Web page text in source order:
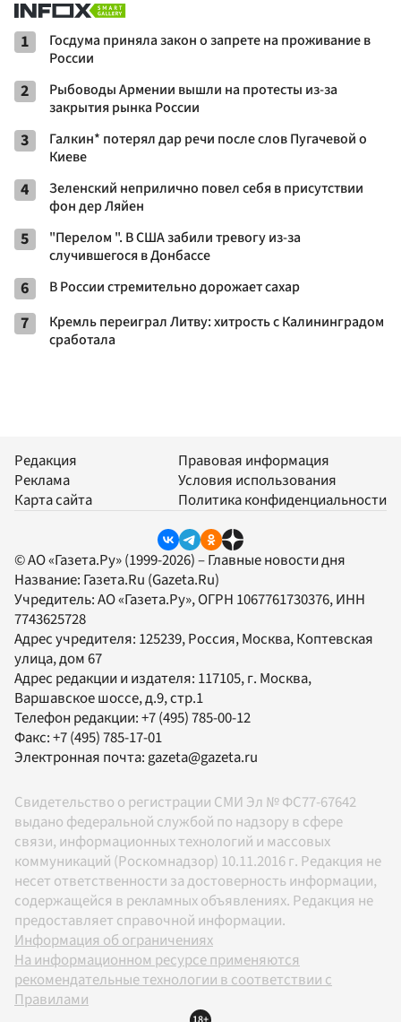
1
Госдума приняла закон о запрете на проживание в
России
2
Рыбоводы Армении вышли на протесты из-за
закрытия рынка России
3
Галкин* потерял дар речи после слов Пугачевой о
Киеве
4
Зеленский неприлично повел cебя в присутствии
фон дер Ляйен
5
"Перелом ". В США забили тревогу из-за
случившегося в Донбассе
6 В России стремительно дорожает сахар
7
Кремль переиграл Литву: хитрость с Калининградом
сработала
Редакция
Реклама
Карта сайта
Правовая информация
Условия использования
Политика конфиденциальности
© АО «Газета.Ру» (1999-2026) – Главные новости дня
Название: Газета.Ru (Gazeta.Ru)
Учредитель:АО «Газета.Ру», ОГРН 1067761730376, ИНН
7743625728
Адрес учредителя: 125239, Россия, Москва, Коптевская
улица, дом 67
Адрес редакции и издателя: 117105, г. Москва,
Варшавское шоссе, д.9, стр.1
Телефон редакции:+7 (495) 785-00-12
Факс:+7 (495) 785-17-01
Электронная почта: gazeta@gazeta.ru
Свидетельство о регистрации СМИ Эл № ФС77-67642
выдано федеральной службой по надзору в сфере
связи, информационных технологий и массовых
коммуникаций (Роскомнадзор) 10.11.2016 г. Редакция не
несет ответственности за достоверность информации,
содержащейся в рекламных объявлениях. Редакция не
предоставляет справочной информации.
Информация об ограничениях
На информационном ресурсе применяются
рекомендательные технологии в соответствии с
Правилами